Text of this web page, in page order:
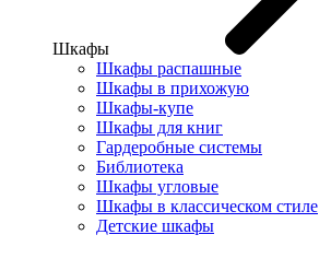
Шкафы
Шкафы распашные
Шкафы в прихожую
Шкафы-купе
Шкафы для книг
Гардеробные системы
Библиотека
Шкафы угловые
Шкафы в классическом стиле
Детские шкафы